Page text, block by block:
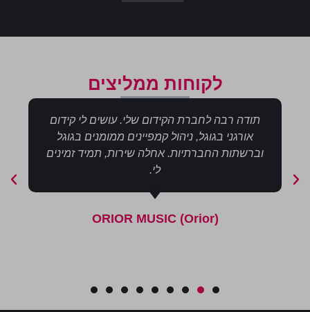
לקוחות ממליצים
תודה רבה לחברת הקידום שלי. עושים לי קידום
אורגני בגוגל, ניהול קמפיינים ממומנים בגוגל
וברשתות החברתיות. אחלה שירות, תמיד זמינים
לי.
‪ORIOR MUSIC (Orior)‬‏